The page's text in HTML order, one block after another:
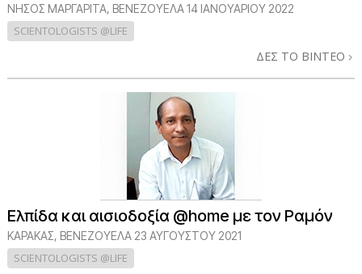
ΝΉΣΟΣ ΜΑΡΓΑΡΊΤΑ, ΒΕΝΕΖΟΥΈΛΑ14 ΙΑΝΟΥΑΡΙΟΥ 2022
SCIENTOLOGISTS @LIFE
ΔΕΣ ΤΟ ΒΙΝΤΕΟ
Ελπίδα και αισιοδοξία @home με τον Ραμόν
ΚΑΡΑΚΑΣ, ΒΕΝΕΖΟΥΕΛΑ 23 ΑΥΓΟΥΣΤΟΥ 2021
SCIENTOLOGISTS @LIFE